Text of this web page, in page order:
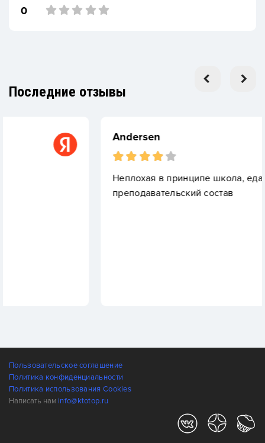
0
Последние отзывы
Andersen
Неплохая в принципе школа, еда и
преподавательский состав
Пользовательское соглашение
Политика конфиденциальности
Политика использования Cookies
Написать нам info@ktotop.ru